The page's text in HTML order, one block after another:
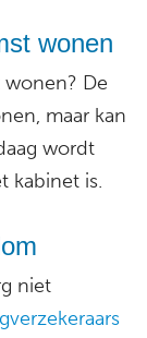
wonen
De
maar kan
wordt
kabinet is.
niet